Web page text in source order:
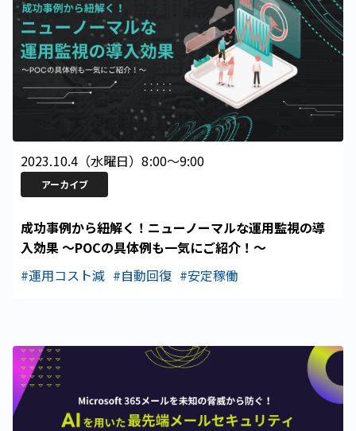
2023.10.4（水曜日）8:00〜9:00
アーカイブ
成功事例から紐解く！ニューノーマルな運用監視の導
入効果 ～POCの具体例も一気にご紹介！～
#運用コスト減 #自動回復 #安定稼働